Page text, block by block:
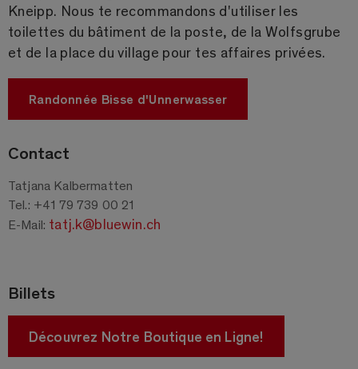
Kneipp. Nous te recommandons d'utiliser les
toilettes du bâtiment de la poste, de la Wolfsgrube
et de la place du village pour tes affaires privées.
Randonnée Bisse d'Unnerwasser
Contact
Tatjana Kalbermatten
Tel.: +41 79 739 00 21
E-Mail: tatj.k@bluewin.ch
Billets
Découvrez Notre Boutique en Ligne!